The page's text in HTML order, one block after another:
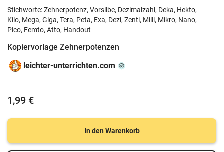
Stichworte: Zehnerpotenz, Vorsilbe, Dezimalzahl, Deka, Hekto,
Kilo, Mega, Giga, Tera, Peta, Exa, Dezi, Zenti, Milli, Mikro, Nano,
Pico, Femto, Atto, Handout
Kopiervorlage Zehnerpotenzen
leichter-unterrichten.com
1,99 €
In den Warenkorb